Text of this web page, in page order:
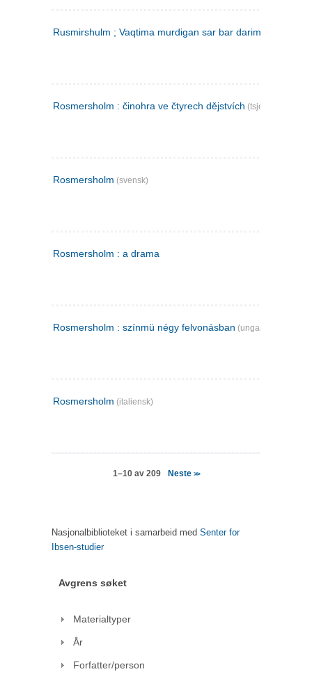
Rusmirshulm ; Vaqtima murdigan sar bar darim
Rosmersholm : činohra ve čtyrech dějstvích (tsjekkisk)
Rosmersholm (svensk)
Rosmersholm : a drama
Rosmersholm : színmü négy felvonásban (ungarsk)
Rosmersholm (italiensk)
1–10 av 209 Neste >>
Nasjonalbiblioteket i samarbeid med Senter for
Ibsen-studier
Avgrens søket
Materialtyper
År
Forfatter/person